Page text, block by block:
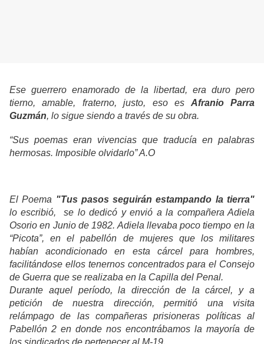
Ese guerrero enamorado de la libertad, era duro pero
tierno, amable, fraterno, justo, eso es Afranio Parra
Guzmán, lo sigue siendo a través de su obra.
“Sus poemas eran vivencias que traducía en palabras
hermosas. Imposible olvidarlo” A.O
El Poema "Tus pasos seguirán estampando la tierra"
lo escribió, se lo dedicó y envió a la compañera Adiela
Osorio en Junio de 1982. Adiela llevaba poco tiempo en la
“Picota”, en el pabellón de mujeres que los militares
habían acondicionado en esta cárcel para hombres,
facilitándose ellos tenernos concentrados para el Consejo
de Guerra que se realizaba en la Capilla del Penal.
Durante aquel período, la dirección de la cárcel, y a
petición de nuestra dirección, permitió una visita
relámpago de las compañeras prisioneras políticas al
Pabellón 2 en donde nos encontrábamos la mayoría de